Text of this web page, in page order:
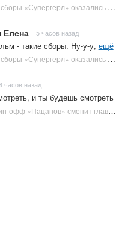
Итоговые сборы «Супергерл» оказались худшими для DC за два десятилетия | Plugged In Ru
Елена 5 часов назад
- такие сборы. Ну-у-у, ещё
Итоговые сборы «Супергерл» оказались худшими для DC за два десятилетия | Plugged In Ru
часов назад
и ты будешь смотреть
Новый спин-офф «Пацанов» сменит главного героя | Plugged In Ru